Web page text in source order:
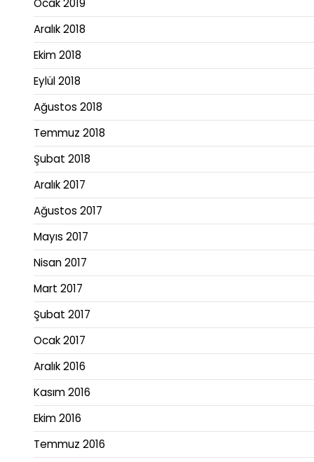
Ocak 2019
Aralık 2018
Ekim 2018
Eylül 2018
Ağustos 2018
Temmuz 2018
Şubat 2018
Aralık 2017
Ağustos 2017
Mayıs 2017
Nisan 2017
Mart 2017
Şubat 2017
Ocak 2017
Aralık 2016
Kasım 2016
Ekim 2016
Temmuz 2016